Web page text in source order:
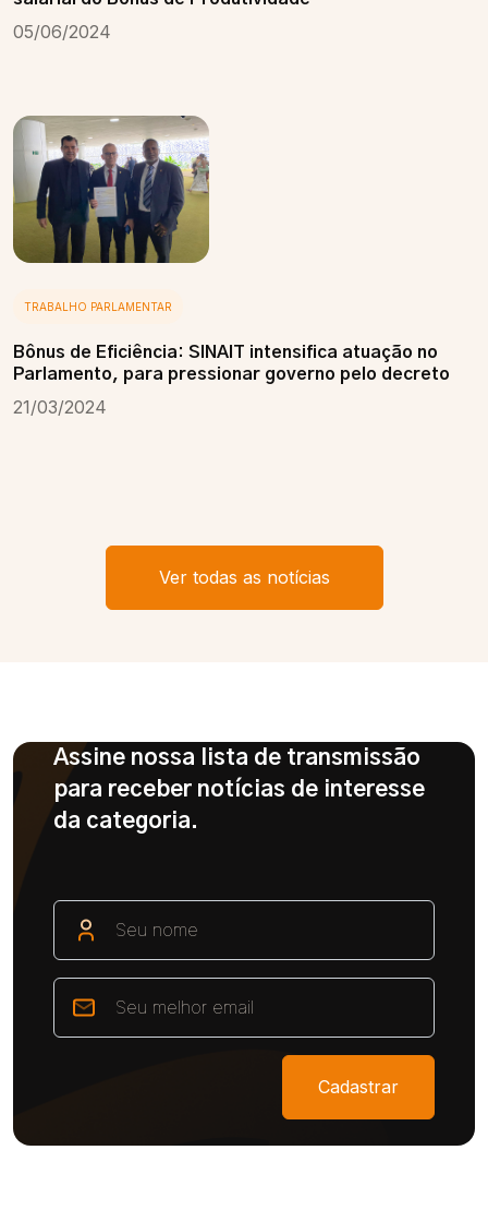
05/06/2024
TRABALHO PARLAMENTAR
Bônus de Eficiência: SINAIT intensifica atuação no
Parlamento, para pressionar governo pelo decreto
21/03/2024
Ver todas as notícias
Assine nossa lista de transmissão
para receber notícias de interesse
da categoria.
Cadastrar